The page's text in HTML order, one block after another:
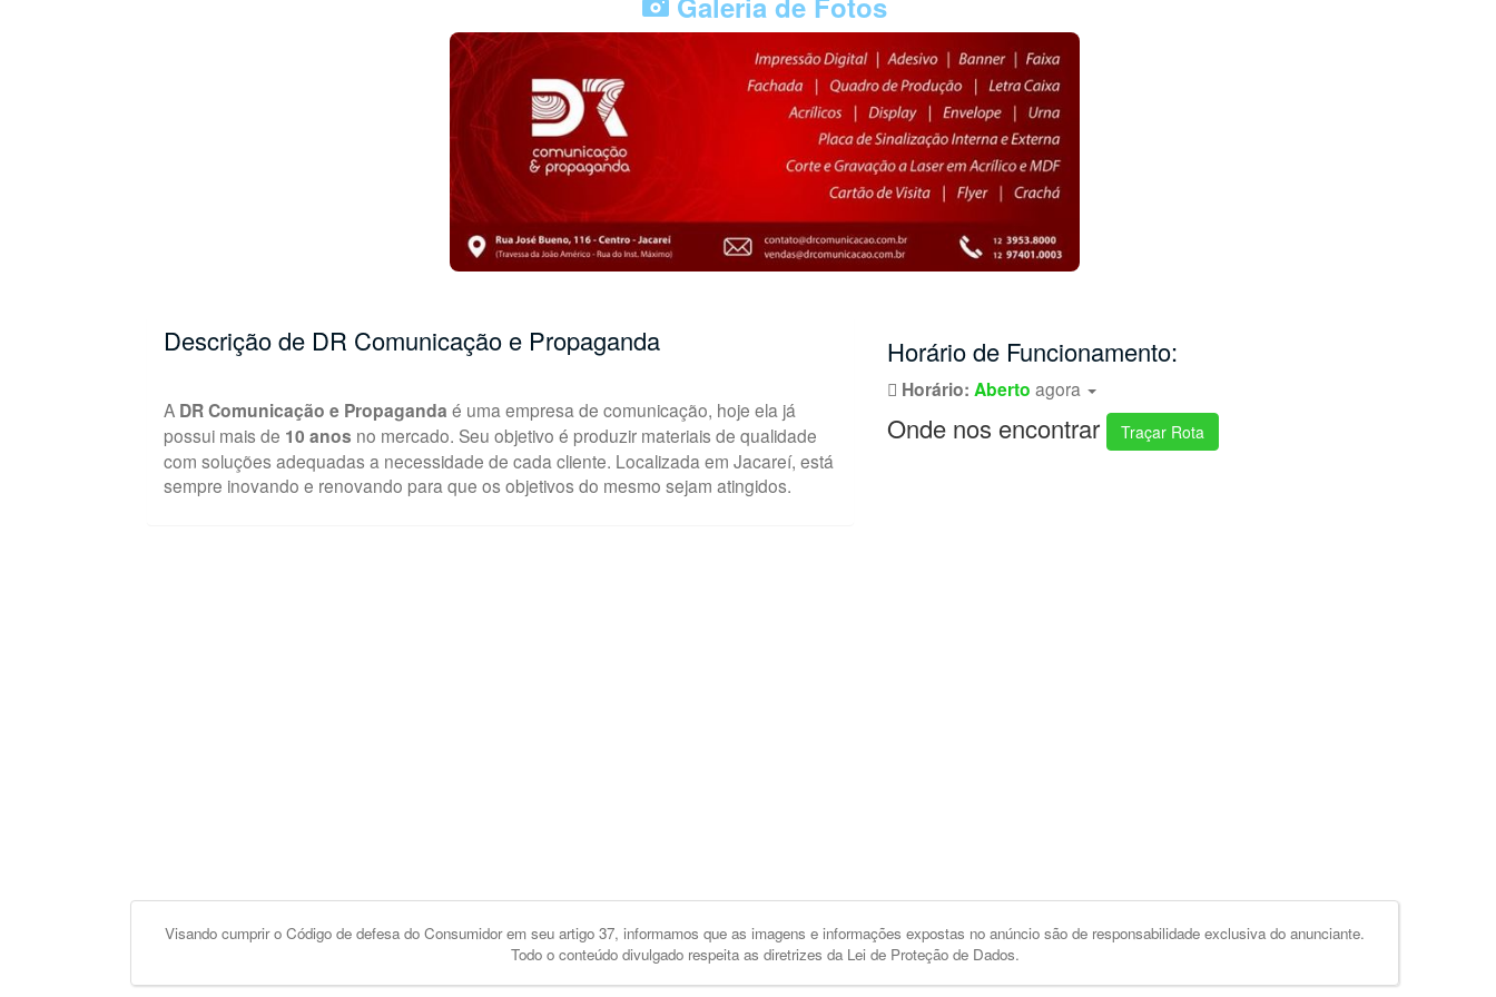
Descrição de DR Comunicação e Propaganda
A DR Comunicação e Propaganda é uma empresa de comunicação, hoje ela já
possui mais de 10 anos no mercado. Seu objetivo é produzir materiais de qualidade
com soluções adequadas a necessidade de cada cliente. Localizada em Jacareí, está
sempre inovando e renovando para que os objetivos do mesmo sejam atingidos.
Horário de Funcionamento:
Horário: Aberto agora
Onde nos encontrar Traçar Rota
Visando cumprir o Código de defesa do Consumidor em seu artigo 37, informamos que as imagens e informações expostas no anúncio são de responsabilidade exclusiva do anunciante.
Todo o conteúdo divulgado respeita as diretrizes da Lei de Proteção de Dados.